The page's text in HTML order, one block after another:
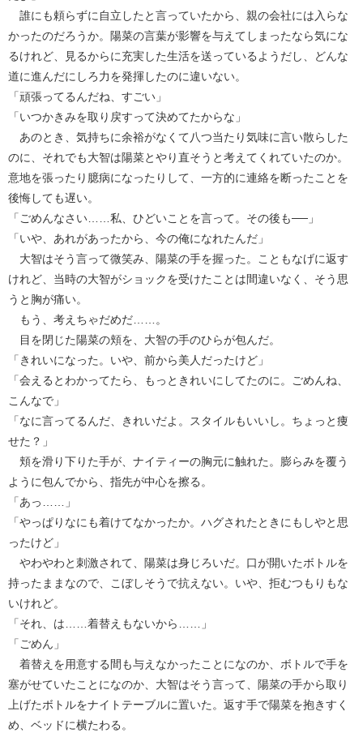
誰にも頼らずに自立したと言っていたから、親の会社には入らな
かったのだろうか。陽菜の言葉が影響を与えてしまったなら気にな
るけれど、見るからに充実した生活を送っているようだし、どんな
道に進んだにしろ力を発揮したのに違いない。
「頑張ってるんだね、すごい」
「いつかきみを取り戻すって決めてたからな」
あのとき、気持ちに余裕がなくて八つ当たり気味に言い散らした
のに、それでも大智は陽菜とやり直そうと考えてくれていたのか。
意地を張ったり臆病になったりして、一方的に連絡を断ったことを
後悔しても遅い。
「ごめんなさい……私、ひどいことを言って。その後も──」
「いや、あれがあったから、今の俺になれたんだ」
大智はそう言って微笑み、陽菜の手を握った。こともなげに返す
けれど、当時の大智がショックを受けたことは間違いなく、そう思
うと胸が痛い。
もう、考えちゃだめだ……。
目を閉じた陽菜の頬を、大智の手のひらが包んだ。
「きれいになった。いや、前から美人だったけど」
「会えるとわかってたら、もっときれいにしてたのに。ごめんね、
こんなで」
「なに言ってるんだ、きれいだよ。スタイルもいいし。ちょっと痩
せた？」
頬を滑り下りた手が、ナイティーの胸元に触れた。膨らみを覆う
ように包んでから、指先が中心を擦る。
「あっ……」
「やっぱりなにも着けてなかったか。ハグされたときにもしやと思
ったけど」
やわやわと刺激されて、陽菜は身じろいだ。口が開いたボトルを
持ったままなので、こぼしそうで抗えない。いや、拒むつもりもな
いけれど。
「それ、は……着替えもないから……」
「ごめん」
着替えを用意する間も与えなかったことになのか、ボトルで手を
塞がせていたことになのか、大智はそう言って、陽菜の手から取り
上げたボトルをナイトテーブルに置いた。返す手で陽菜を抱きすく
め、ベッドに横たわる。